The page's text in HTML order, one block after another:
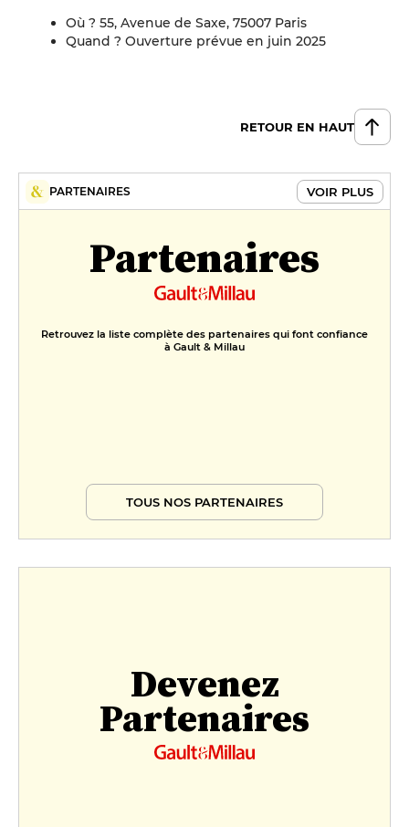
Où ? 55, Avenue de Saxe, 75007 Paris
Quand ? Ouverture prévue en juin 2025
RETOUR EN HAUT
PARTENAIRES VOIR PLUS
Partenaires
Retrouvez la liste complète des partenaires qui font confiance
à Gault & Millau
TOUS NOS PARTENAIRES
Devenez
Partenaires